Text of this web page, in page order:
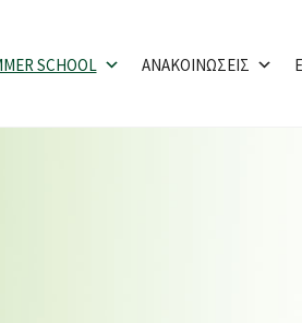
SCHOOL ΑΝΑΚΟΙΝΩΣΕΙΣ